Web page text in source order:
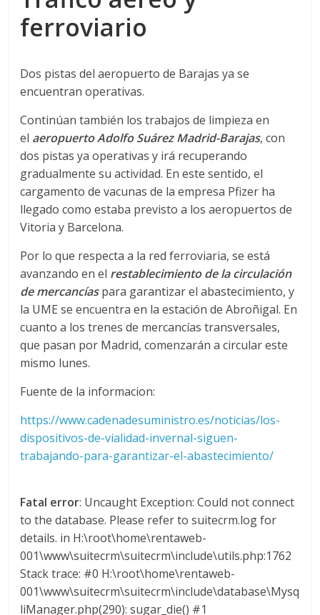
y
M
a
q
u
n
a
r
a
n
B
o
ferroviario
Dos pistas del aeropuerto de Barajas ya se
encuentran operativas.
Continúan también los trabajos de limpieza en
el aeropuerto Adolfo Suárez Madrid-Barajas, con
dos pistas ya operativas y irá recuperando
gradualmente su actividad. En este sentido, el
cargamento de vacunas de la empresa Pfizer ha
llegado como estaba previsto a los aeropuertos de
Vitoria y Barcelona.
Por lo que respecta a la red ferroviaria, se está
avanzando en el restablecimiento de la circulación
de mercancíaspara garantizar el abastecimiento, y
la UME se encuentra en la estación de Abroñigal. En
cuanto a los trenes de mercancías transversales,
que pasan por Madrid, comenzarán a circular este
mismo lunes.
Fuente de la informacion:
https://www.cadenadesuministro.es/noticias/los-
dispositivos-de-vialidad-invernal-siguen-
trabajando-para-garantizar-el-abastecimiento/
Fatal error: Uncaught Exception: Could not connect
to the database. Please refer to suitecrm.log for
details. in H:\root\home\rentaweb-
001\www\suitecrm\suitecrm\include\utils.php:1762
Stack trace: #0 H:\root\home\rentaweb-
001\www\suitecrm\suitecrm\include\database\Mysq
liManager.php(290): sugar_die() #1